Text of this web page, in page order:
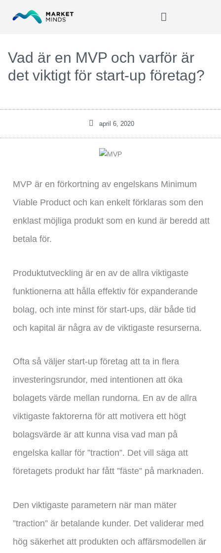
Vad är en MVP och varför är
det viktigt för start-up företag?
april 6, 2020
MVP är en förkortning av engelskans Minimum
Viable Product och kan enkelt förklaras som den
enklast möjliga produkt som en kund är beredd att
betala för.
Produktutveckling är en av de allra viktigaste
funktionerna att hålla effektiv för expanderande
bolag, och inte minst för start-ups, där både tid
och kapital är några av de viktigaste resurserna.
Ofta så väljer start-up företag att ta in flera
investeringsrundor, med intentionen att öka
bolagets värde mellan rundorna. En av de allra
viktigaste faktorerna för att motivera ett högt
bolagsvärde är att kunna visa vad man på
engelska kallar för ”traction”. Det vill säga att
företagets produkt har fått ”fäste” på marknaden.
Den viktigaste parametern när man mäter
”traction” är betalande kunder. Det validerar med
hög säkerhet att produkten och affärsmodellen är